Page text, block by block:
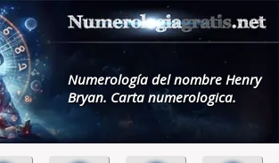
Numerología del nombre Henry
Bryan. Carta numerologica.